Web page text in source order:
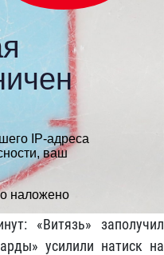
«Витязь» заполучил
усилили натиск на